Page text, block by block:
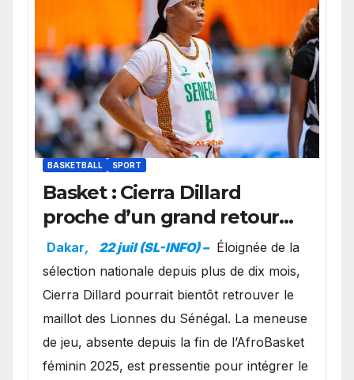
BASKETBALL SPORT
Basket : Cierra Dillard
proche d’un grand retour
avec les Lionnes ?
Dakar, 22 juil (SL-INFO) – Éloignée de la
sélection nationale depuis plus de dix mois,
Cierra Dillard pourrait bientôt retrouver le
maillot des Lionnes du Sénégal. La meneuse
de jeu, absente depuis la fin de l’AfroBasket
féminin 2025, est pressentie pour intégrer le